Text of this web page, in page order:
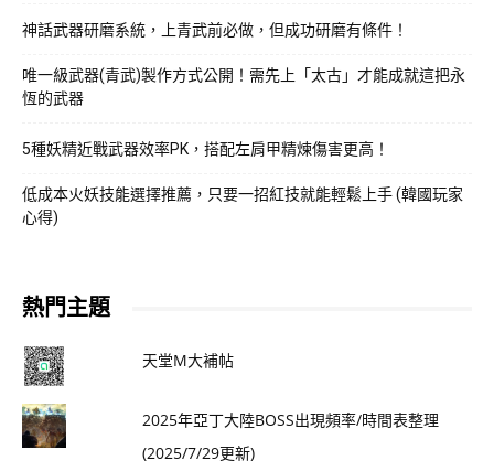
神話武器研磨系統，上青武前必做，但成功研磨有條件！
唯一級武器(青武)製作方式公開！需先上「太古」才能成就這把永
恆的武器
5種妖精近戰武器效率PK，搭配左肩甲精煉傷害更高！
低成本火妖技能選擇推薦，只要一招紅技就能輕鬆上手 (韓國玩家
心得)
熱門主題
天堂M大補帖
2025年亞丁大陸BOSS出現頻率/時間表整理
(2025/7/29更新)